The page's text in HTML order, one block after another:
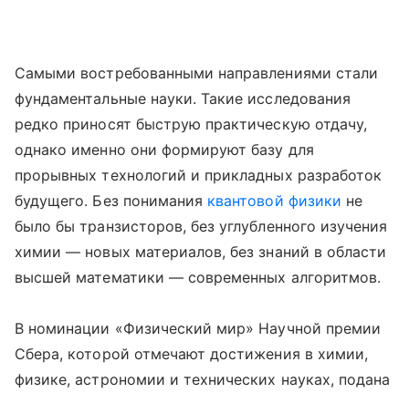
Самыми востребованными направлениями стали
фундаментальные науки. Такие исследования
редко приносят быструю практическую отдачу,
однако именно они формируют базу для
прорывных технологий и прикладных разработок
будущего. Без понимания квантовой физики не
было бы транзисторов, без углубленного изучения
химии — новых материалов, без знаний в области
высшей математики — современных алгоритмов.
В номинации «Физический мир» Научной премии
Сбера, которой отмечают достижения в химии,
физике, астрономии и технических науках, подана